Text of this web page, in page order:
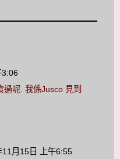
過呢. 我係Jusco 見到
11月15日 上午6:55